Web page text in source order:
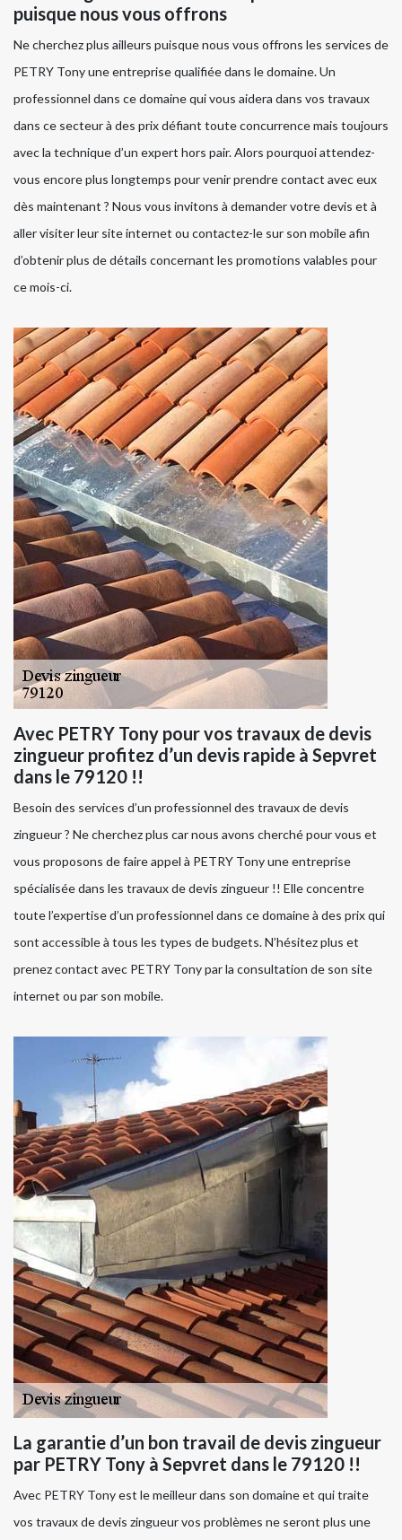
puisque nous vous offrons
Ne cherchez plus ailleurs puisque nous vous offrons les services de
PETRY Tony une entreprise qualifiée dans le domaine. Un
professionnel dans ce domaine qui vous aidera dans vos travaux
dans ce secteur à des prix défiant toute concurrence mais toujours
avec la technique d’un expert hors pair. Alors pourquoi attendez-
vous encore plus longtemps pour venir prendre contact avec eux
dès maintenant ? Nous vous invitons à demander votre devis et à
aller visiter leur site internet ou contactez-le sur son mobile afin
d’obtenir plus de détails concernant les promotions valables pour
ce mois-ci.
Avec PETRY Tony pour vos travaux de devis
zingueur profitez d’un devis rapide à Sepvret
dans le 79120 !!
Besoin des services d’un professionnel des travaux de devis
zingueur ? Ne cherchez plus car nous avons cherché pour vous et
vous proposons de faire appel à PETRY Tony une entreprise
spécialisée dans les travaux de devis zingueur !! Elle concentre
toute l’expertise d’un professionnel dans ce domaine à des prix qui
sont accessible à tous les types de budgets. N’hésitez plus et
prenez contact avec PETRY Tony par la consultation de son site
internet ou par son mobile.
La garantie d’un bon travail de devis zingueur
par PETRY Tony à Sepvret dans le 79120 !!
Avec PETRY Tony est le meilleur dans son domaine et qui traite
vos travaux de devis zingueur vos problèmes ne seront plus une